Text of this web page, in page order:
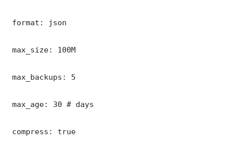
format: json
max_size: 100M
max_backups: 5
max_age: 30 # days
compress: true